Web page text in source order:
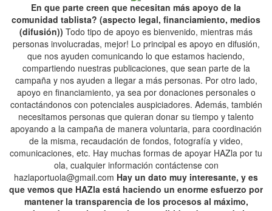
En que parte creen que necesitan más apoyo de la
comunidad tablista? (aspecto legal, financiamiento, medios
(difusión)) Todo tipo de apoyo es bienvenido, mientras más
personas involucradas, mejor! Lo principal es apoyo en difusión,
que nos ayuden comunicando lo que estamos haciendo,
compartiendo nuestras publicaciones, que sean parte de la
campaña y nos ayuden a llegar a más personas. Por otro lado,
apoyo en financiamiento, ya sea por donaciones personales o
contactándonos con potenciales auspiciadores. Además, también
necesitamos personas que quieran donar su tiempo y talento
apoyando a la campaña de manera voluntaria, para coordinación
de la misma, recaudación de fondos, fotografía y video,
comunicaciones, etc. Hay muchas formas de apoyar HAZla por tu
ola, cualquier información contáctense con
hazlaportuola@gmail.com Hay un dato muy interesante, y es
que vemos que HAZla está haciendo un enorme esfuerzo por
mantener la transparencia de los procesos al máximo,